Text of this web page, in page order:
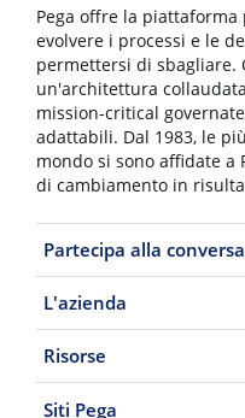
Pega offre la
evolvere i processi e le
permettersi di sbagliare.
un'architettura
mission-critical
adattabili. Dal 1983, le
mondo si sono affidate a
di cambiamento in
Partecipa alla
L'azienda
Risorse
Siti Pega